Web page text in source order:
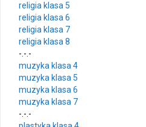
🌊🏰 Wycieczka do
Gala Laureatów –
Ósme miejsce w województwie i
religia klasa 5
religia klasa 6
religia klasa 7
religia klasa 8
-.-.-
muzyka klasa 4
muzyka klasa 5
muzyka klasa 6
muzyka klasa 7
-.-.-